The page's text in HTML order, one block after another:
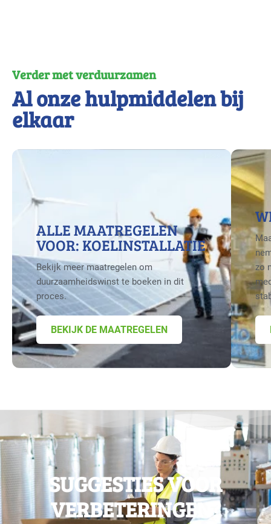
Verder met verduurzamen
Al onze hulpmiddelen bij
elkaar
ALLE MAATREGELEN
VOOR: KOELINSTALLATIE
Bekijk meer maatregelen om
duurzaamheidswinst te boeken in dit
proces.
BEKIJK DE MAATREGELEN
zo
SUGGESTIES VOOR
VERBETERINGEN?